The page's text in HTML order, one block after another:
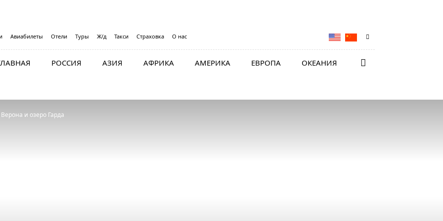
Авиабилеты Отели Туры Ж/д Такси Страховка О нас
РОССИЯ АЗИЯ АФРИКА АМЕРИКА ЕВРОПА ОКЕАНИЯ
и озеро Гарда